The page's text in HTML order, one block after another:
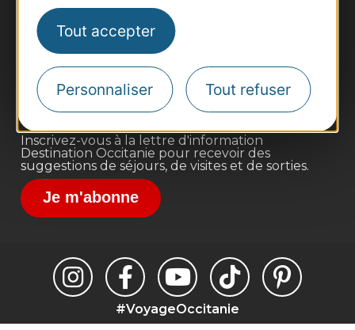
Tout accepter
Personnaliser Tout refuser
Business/Mice
Pros d'Occitanie
Site presse et d'influence
Voyagistes
Destination Sport
Inscrivez-vous à la lettre d'information
Destination Occitanie pour recevoir des
suggestions de séjours, de visites et de sorties.
Je m'abonne
#VoyageOccitanie